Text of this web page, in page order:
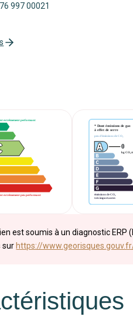
997 00021
est soumis à un diagnostic ERP
sur https://